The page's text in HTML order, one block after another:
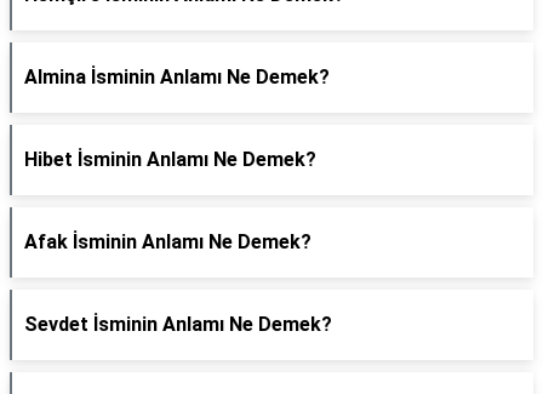
Almina İsminin Anlamı Ne Demek?
Hibet İsminin Anlamı Ne Demek?
Afak İsminin Anlamı Ne Demek?
Sevdet İsminin Anlamı Ne Demek?